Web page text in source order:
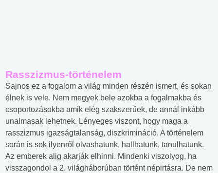
Rasszizmus-történelem
Sajnos ez a fogalom a világ minden részén ismert, és sokan
élnek is vele. Nem megyek bele azokba a fogalmakba és
csoportozásokba amik elég szakszerűek, de annál inkább
unalmasak lehetnek. Lényeges viszont, hogy maga a
rasszizmus igazságtalanság, diszkrimináció. A történelem
során is sok ilyenről olvashatunk, hallhatunk, tanulhatunk.
Az emberek alig akarják elhinni. Mindenki viszolyog, ha
visszagondol a 2. világháborúban történt népirtásra. De nem